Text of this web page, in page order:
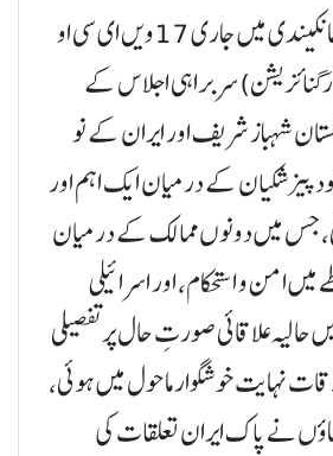
آذربائیجان کے شہر خانکیندی میں جاری 17ویں ای سی او
سربراہی اجلاس کے
شہباز شریف اور ایران کے نو
پیزشکیان کے درمیان ایک اہم اور
جس میں دونوں ممالک کے درمیان
امن و استحکام، اور اسرائیلی
علاقائی صورتِ حال پر تفصیلی
نہایت خوشگوار ماحول میں ہوئی،
نے پاک ایران تعلقات کی